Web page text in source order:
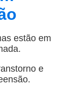
estão em
e